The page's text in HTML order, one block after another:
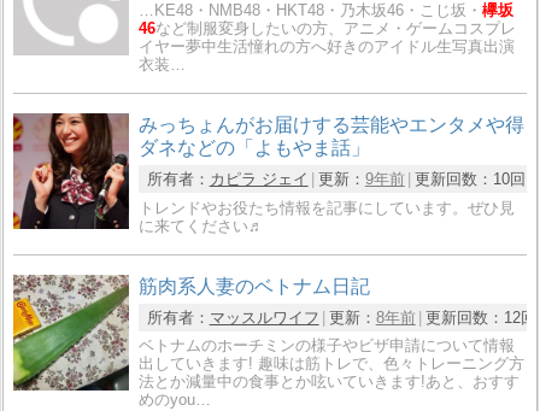
…KE48・NMB48・HKT48・乃木坂46・こじ坂・欅坂
46など制服変身したいの方、アニメ・ゲームコスプレ
イヤー夢中生活憧れの方へ好きのアイドル生写真出演
衣装…
みっちょんがお届けする芸能やエンタメや得
ダネなどの「よもやま話」
所有者： カピラ ジェイ 更新： 9年前 更新回数： 10回
トレンドやお役たち情報を記事にしています。ぜひ見
に来てください♬
筋肉系人妻のベトナム日記
所有者： マッスルワイフ 更新： 8年前 更新回数： 12回
ベトナムのホーチミンの様子やビザ申請について情報
出していきます! 趣味は筋トレで、色々トレーニング方
法とか減量中の食事とか呟いていきます!あと、おすす
めのyou…